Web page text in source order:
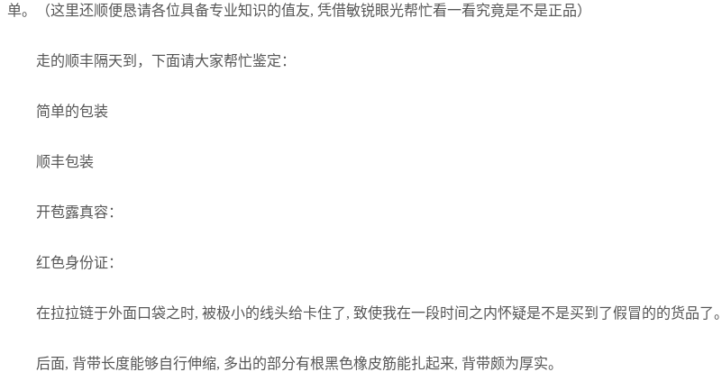
单。（这里还顺便恳请各位具备专业知识的值友, 凭借敏锐眼光帮忙看一看究竟是不是正品）
走的顺丰隔天到，下面请大家帮忙鉴定：
简单的包装
顺丰包装
开苞露真容：
红色身份证：
在拉拉链于外面口袋之时, 被极小的线头给卡住了, 致使我在一段时间之内怀疑是不是买到了假冒的的货品了。
后面, 背带长度能够自行伸缩, 多出的部分有根黑色橡皮筋能扎起来, 背带颇为厚实。